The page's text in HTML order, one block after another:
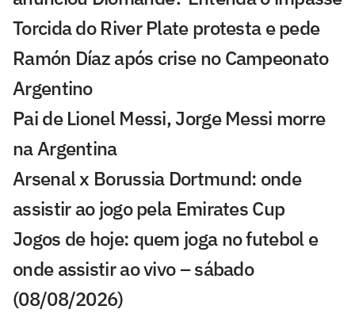
Torcida do River Plate protesta e pede
Ramón Díaz após crise no Campeonato
Argentino
Pai de Lionel Messi, Jorge Messi morre
na Argentina
Arsenal x Borussia Dortmund: onde
assistir ao jogo pela Emirates Cup
Jogos de hoje: quem joga no futebol e
onde assistir ao vivo – sábado
(08/08/2026)